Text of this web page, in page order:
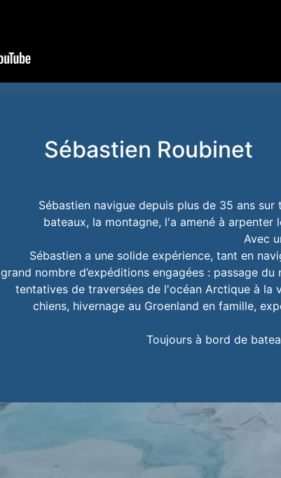
Sébastien Roubinet
Sébastien navigue depuis plus de 35 ans
bateaux, la montagne, l'a amené à
Avec
Sébastien a une solide expérience, tant en
grand nombre d’expéditions engagées : passage
tentatives de traversées de l'océan Arctique à la
chiens, hivernage au Groenland en famille,
Toujours à bord de